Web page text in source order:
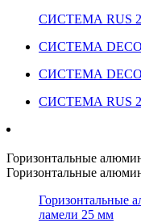
СИСТЕМА RUS
СИСТЕМА
СИСТЕМА
СИСТЕМА RUS
Горизонтальные
Горизонтальные
Горизонтальные
ламели 25 мм